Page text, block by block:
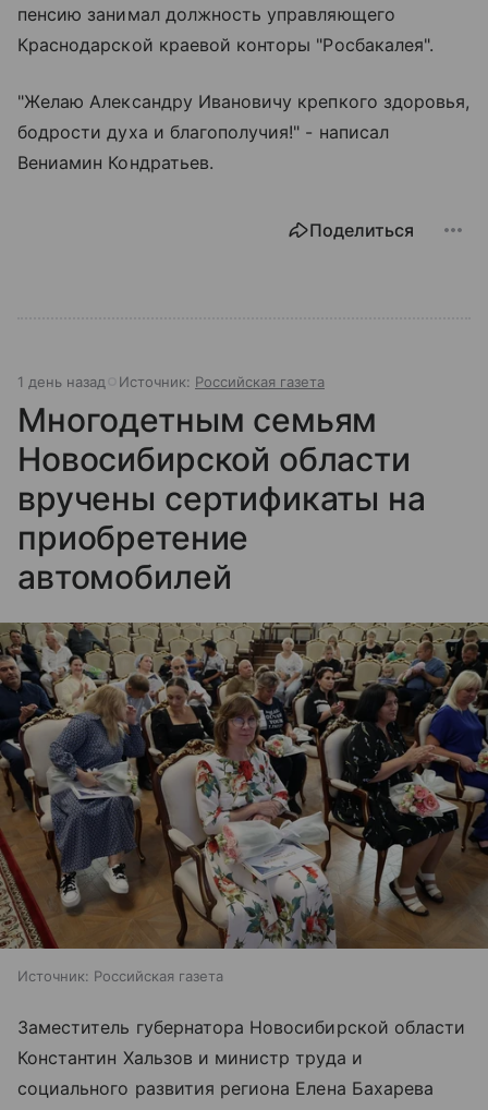
пенсию занимал должность управляющего
Краснодарской краевой конторы "Росбакалея".
"Желаю Александру Ивановичу крепкого здоровья,
бодрости духа и благополучия!" - написал
Вениамин Кондратьев.
Поделиться
1 день назад Источник: Российская газета
Многодетным семьям
Новосибирской области
вручены сертификаты на
приобретение
автомобилей
Источник: Российская газета
Заместитель губернатора Новосибирской области
Константин Хальзов и министр труда и
социального развития региона Елена Бахарева